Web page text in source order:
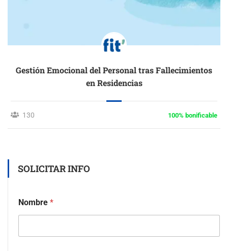
Gestión Emocional del Personal tras Fallecimientos
en Residencias
130 100% bonificable
SOLICITAR INFO
Nombre *